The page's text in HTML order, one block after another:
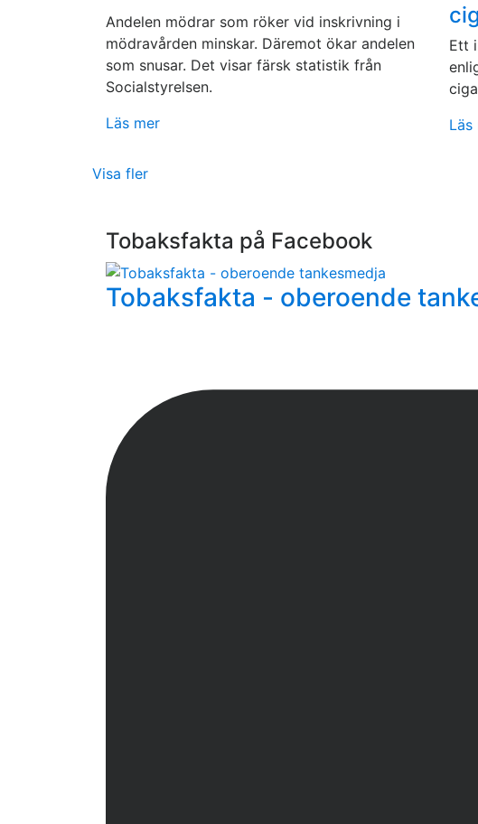
Andelen mödrar som röker vid inskrivning i
mödravården minskar. Däremot ökar andelen
som snusar. Det visar färsk statistik från
Socialstyrelsen.
Läs mer
Ett
Läs
Visa fler
Tobaksfakta på Facebook
Tobaksfakta - oberoende